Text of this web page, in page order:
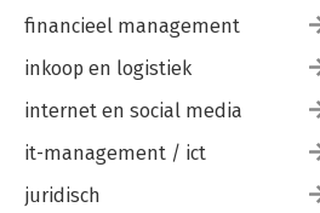
financieel management
inkoop en logistiek
internet en social media
it-management / ict
juridisch